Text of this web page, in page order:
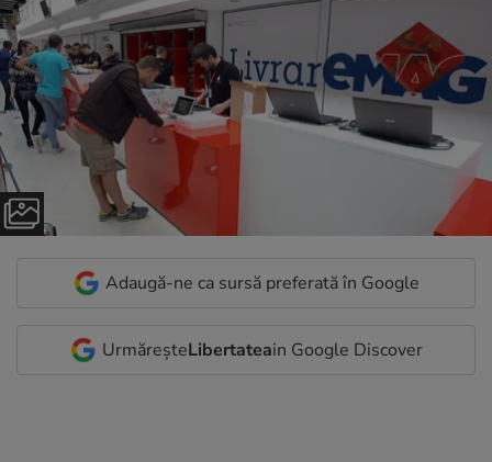
Adaugă-ne ca sursă preferată în Google
UrmăreșteLibertateain Google Discover